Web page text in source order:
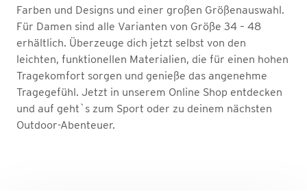
Farben und Designs und einer großen Größenauswahl.
Für Damen sind alle Varianten von Größe 34 – 48
erhältlich. Überzeuge dich jetzt selbst von den
leichten, funktionellen Materialien, die für einen hohen
Tragekomfort sorgen und genieße das angenehme
Tragegefühl. Jetzt in unserem Online Shop entdecken
und auf geht`s zum Sport oder zu deinem nächsten
Outdoor-Abenteuer.